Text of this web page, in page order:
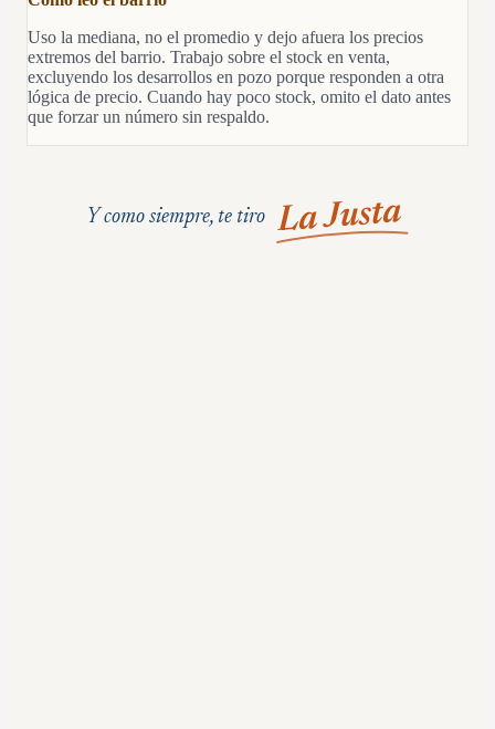
Uso la mediana, no el promedio y dejo afuera los precios
extremos del barrio. Trabajo sobre el stock en venta,
excluyendo los desarrollos en pozo porque responden a otra
lógica de precio. Cuando hay poco stock, omito el dato antes
que forzar un número sin respaldo.
Y como siempre, te tiro La Justa